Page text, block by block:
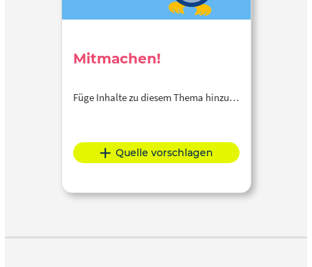
Mitmachen!
Füge Inhalte zu diesem Thema hinzu…
Quelle vorschlagen